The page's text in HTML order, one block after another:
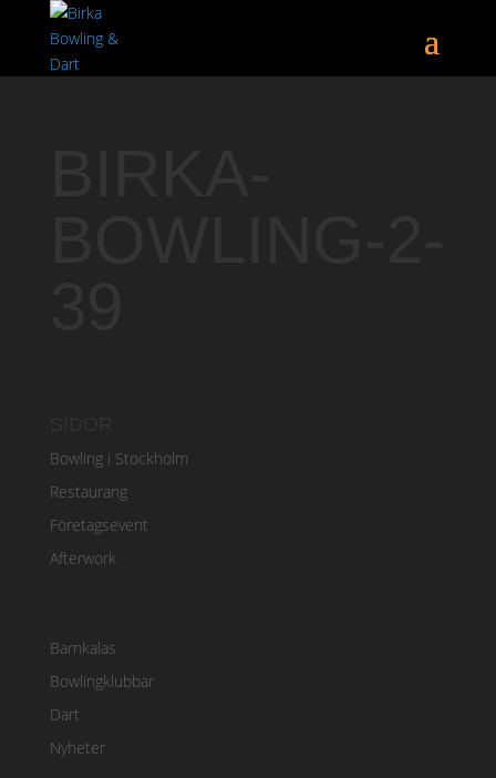
Bowling i Stockholm
Restaurang
Företagsevent
Afterwork
Barnkalas
Bowlingklubbar
Dart
Nyheter